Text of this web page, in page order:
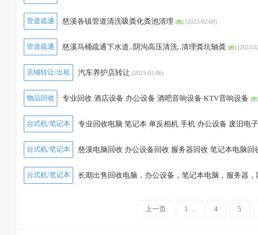
管道疏通 慈溪各镇管道清洗吸粪化粪池清理 [图] (2023-02-09)
管道疏通 慈溪马桶疏通下水道..阴沟高压清洗..清理粪坑轴粪 [图] (2023-
店铺转让/出租 汽车养护店转让 (2023-02-06)
物品回收 专业回收 酒店设备 办公设备 酒吧音响设备 KTV音响设备 [图]
台式机/笔记本 专业回收电脑 笔记本 单反相机 手机 办公设备 废旧电
台式机/笔记本 慈溪电脑回收 办公设备回收 服务器回收 笔记本电脑回
[图] (2023-02-01)
台式机/笔记本 长期出售回收电脑，办公设备，笔记本电脑，服务器
上一页 1 ... 4 5